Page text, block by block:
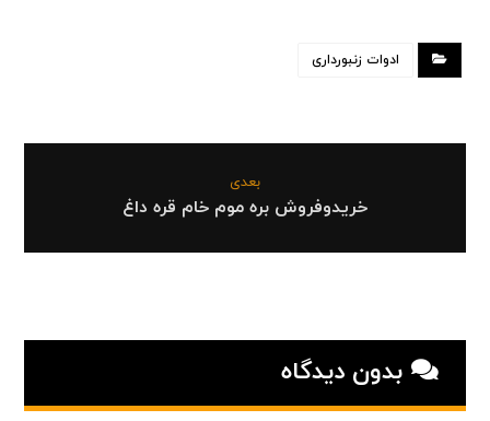
ادوات زنبورداری
بعدی
خریدوفروش بره موم خام قره داغ
بدون دیدگاه